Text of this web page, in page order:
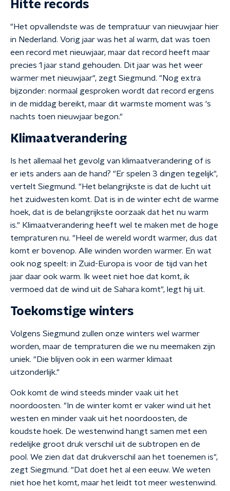
Hitte records
"Het opvallendste was de tempratuur van nieuwjaar hier
in Nederland. Vorig jaar was het al warm, dat was toen
een record met nieuwjaar, maar dat record heeft maar
precies 1 jaar stand gehouden. Dit jaar was het weer
warmer met nieuwjaar", zegt Siegmund. "Nog extra
bijzonder: normaal gesproken wordt dat record ergens
in de middag bereikt, maar dit warmste moment was ‘s
nachts toen nieuwjaar begon."
Klimaatverandering
Is het allemaal het gevolg van klimaatverandering of is
er iets anders aan de hand? "Er spelen 3 dingen tegelijk",
vertelt Siegmund. "Het belangrijkste is dat de lucht uit
het zuidwesten komt. Dat is in de winter echt de warme
hoek, dat is de belangrijkste oorzaak dat het nu warm
is." Klimaatverandering heeft wel te maken met de hoge
tempraturen nu. "Heel de wereld wordt warmer, dus dat
komt er bovenop. Alle winden worden warmer. En wat
ook nog speelt: in Zuid-Europa is voor de tijd van het
jaar daar ook warm. Ik weet niet hoe dat komt, ik
vermoed dat de wind uit de Sahara komt", legt hij uit.
Toekomstige winters
Volgens Siegmund zullen onze winters wel warmer
worden, maar de tempraturen die we nu meemaken zijn
uniek. "Die blijven ook in een warmer klimaat
uitzonderlijk."
Ook komt de wind steeds minder vaak uit het
noordoosten. "In de winter komt er vaker wind uit het
westen en minder vaak uit het noordoosten, de
koudste hoek. De westenwind hangt samen met een
redelijke groot druk verschil uit de subtropen en de
pool. We zien dat dat drukverschil aan het toenemen is",
zegt Siegmund. "Dat doet het al een eeuw. We weten
niet hoe het komt, maar het leidt tot meer westenwind.